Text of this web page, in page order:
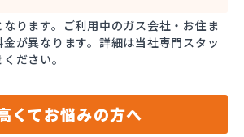
ります。ご利用中のガス会社・お住ま
が異なります。詳細は当社専門スタッ
ださい。
くてお悩みの方へ